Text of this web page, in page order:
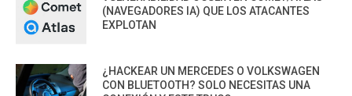
(NAVEGADORES IA) QUE LOS ATACANTES
EXPLOTAN
¿HACKEAR UN MERCEDES O VOLKSWAGEN
CON BLUETOOTH? SOLO NECESITAS UNA